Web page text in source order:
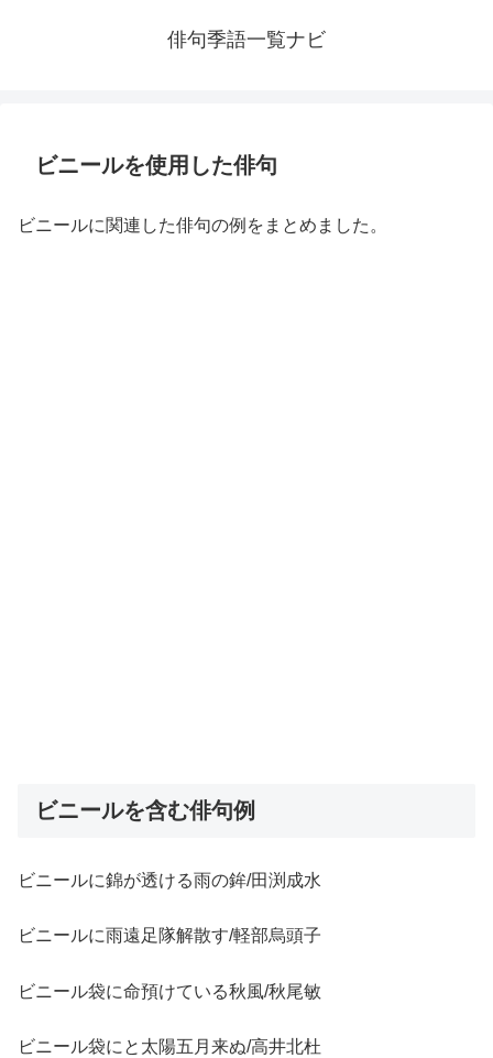
俳句季語一覧ナビ
ビニールを使用した俳句
ビニールに関連した俳句の例をまとめました。
ビニールを含む俳句例
ビニールに錦が透ける雨の鉾/田渕成水
ビニールに雨遠足隊解散す/軽部烏頭子
ビニール袋に命預けている秋風/秋尾敏
ビニール袋にと太陽五月来ぬ/高井北杜